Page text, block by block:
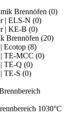
Brennöfen (0)
| ELS-N (0)
| KE-B (0)
Brennöfen (20)
Ecotop (8)
TE-MCC (0)
TE-Q (0)
TE-S (0)
1030°C